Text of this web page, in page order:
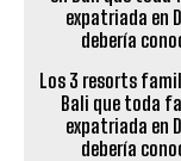
Los 3 resorts
Bali que toda
expatriada en
debería